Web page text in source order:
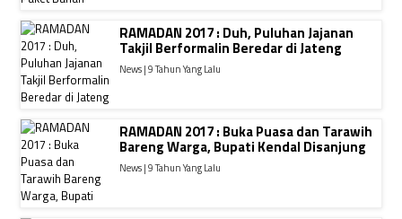
RAMADAN 2017 : Duh, Puluhan Jajanan
Takjil Berformalin Beredar di Jateng
News | 9 Tahun Yang Lalu
RAMADAN 2017 : Buka Puasa dan Tarawih
Bareng Warga, Bupati Kendal Disanjung
News | 9 Tahun Yang Lalu